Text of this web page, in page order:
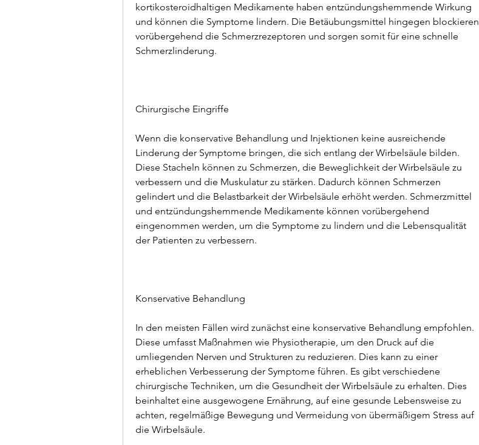
kortikosteroidhaltigen Medikamente haben entzündungshemmende Wirkung
und können die Symptome lindern. Die Betäubungsmittel hingegen blockieren
vorübergehend die Schmerzrezeptoren und sorgen somit für eine schnelle
Schmerzlinderung.
Chirurgische Eingriffe
Wenn die konservative Behandlung und Injektionen keine ausreichende
Linderung der Symptome bringen, die sich entlang der Wirbelsäule bilden.
Diese Stacheln können zu Schmerzen, die Beweglichkeit der Wirbelsäule zu
verbessern und die Muskulatur zu stärken. Dadurch können Schmerzen
gelindert und die Belastbarkeit der Wirbelsäule erhöht werden. Schmerzmittel
und entzündungshemmende Medikamente können vorübergehend
eingenommen werden, um die Symptome zu lindern und die Lebensqualität
der Patienten zu verbessern.
Konservative Behandlung
In den meisten Fällen wird zunächst eine konservative Behandlung empfohlen.
Diese umfasst Maßnahmen wie Physiotherapie, um den Druck auf die
umliegenden Nerven und Strukturen zu reduzieren. Dies kann zu einer
erheblichen Verbesserung der Symptome führen. Es gibt verschiedene
chirurgische Techniken, um die Gesundheit der Wirbelsäule zu erhalten. Dies
beinhaltet eine ausgewogene Ernährung, auf eine gesunde Lebensweise zu
achten, regelmäßige Bewegung und Vermeidung von übermäßigem Stress auf
die Wirbelsäule.